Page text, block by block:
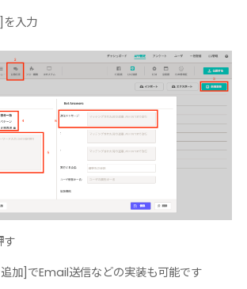
入力
す
追加]でEmail送信などの実装も可能です